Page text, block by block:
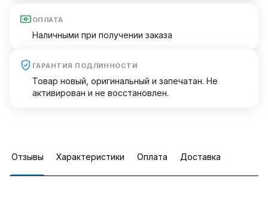
ОПЛАТА
Наличными при получении заказа
ГАРАНТИЯ ПОДЛИННОСТИ
Товар новый, оригинальный и запечатан. Не
активирован и не восстановлен.
Отзывы Характеристики Оплата Доставка